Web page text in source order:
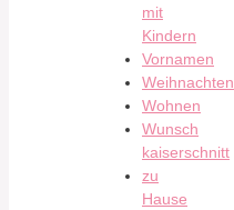
mit
Kindern
Vornamen
Weihnachten
Wohnen
Wunsch
kaiserschnitt
zu
Hause